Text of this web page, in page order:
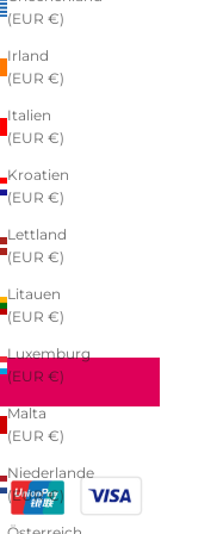
(EUR €)
Irland
(EUR €)
Italien
(EUR €)
Kroatien
(EUR €)
Lettland
(EUR €)
Litauen
(EUR €)
Luxemburg
(EUR €)
Malta
(EUR €)
Niederlande
(EUR €)